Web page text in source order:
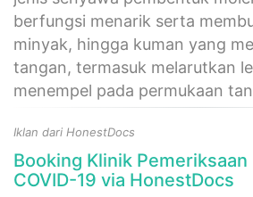
berfungsi menarik serta
minyak, hingga kuman yang
tangan, termasuk melarutkan
menempel pada permukaan
Iklan dari HonestDocs
Booking Klinik Pemeriksaan
COVID-19 via HonestDocs